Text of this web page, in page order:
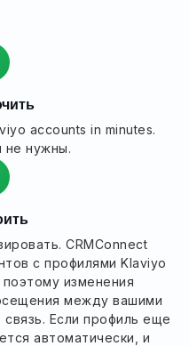
accounts in minutes.
не нужны.
CRMConnect
с профилями Klaviyo
изменения
между вашими
Если профиль еще
автоматически, и